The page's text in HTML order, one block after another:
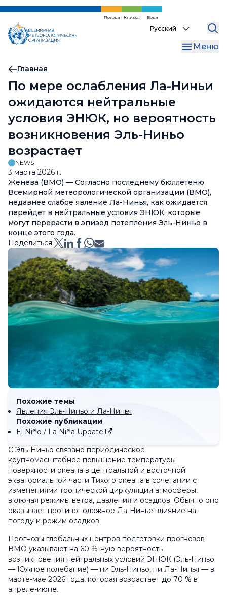
Перейти
основному
содержанию
Погода Климат Вода
Select
language
Меню
Хлебная
крошка
Главная
По мере ослабления Ла-Ниньи
ожидаются нейтральные
условия ЭНЮК, но вероятность
возникновения Эль-Ниньо
возрастает
NEWS
3 марта 2026 г.
Женева (ВМО) — Согласно последнему бюллетеню
Всемирной метеорологической организации (ВМО),
недавнее слабое явление Ла-Нинья, как ожидается,
перейдет в нейтральные условия ЭНЮК, которые
могут перерасти в эпизод потепления Эль-Ниньо в
конце этого года.
Поделиться:
Похожие темы
Явления Эль-Ниньо и Ла-Нинья
Похожие публикации
El Niño / La Niña Update
С Эль-Ниньо связано периодическое
крупномасштабное повышение температуры
поверхности океана в центральной и восточной
экваториальной части Тихого океана в сочетании с
изменениями тропической циркуляции атмосферы,
включая режимы ветра, давления и осадков. Обычно оно
оказывает противоположное Ла-Нинье влияние на
погоду и режим осадков.
Прогнозы глобальных центров подготовки прогнозов
ВМО указывают на 60 %-ную вероятность
возникновения нейтральных условий ЭНЮК (Эль-Ниньо
— Южное колебание) — ни Эль-Ниньо, ни Ла-Нинья — в
марте-мае 2026 года, которая возрастает до 70 % в
апреле-июне.